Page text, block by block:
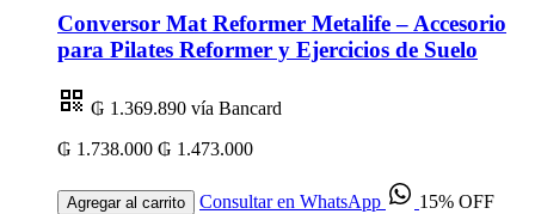
Conversor Mat Reformer Metalife – Accesorio
para Pilates Reformer y Ejercicios de Suelo
₲ 1.369.890 vía Bancard
₲ 1.738.000 ₲ 1.473.000
Agregar al carrito Consultar en WhatsApp 15% OFF